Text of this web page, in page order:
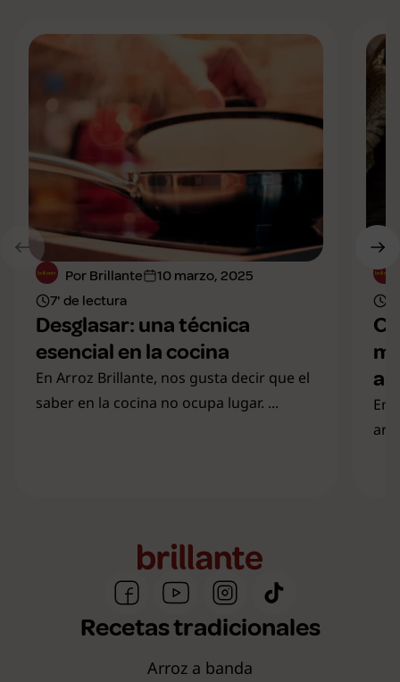
Por Brillante
10 marzo, 2025
7' de lectura
Desglasar: una técnica
esencial en la cocina
En Arroz Brillante, nos gusta decir que el
saber en la cocina no ocupa lugar. ...
al
En
Recetas tradicionales
Arroz a banda